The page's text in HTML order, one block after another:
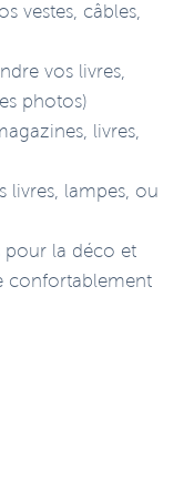
vestes, câbles,
vos livres,
photos)
livres,
livres, lampes, ou
pour la déco et
confortablement